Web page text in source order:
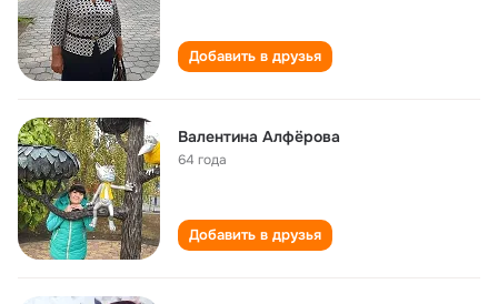
Добавить в друзья
Валентина Алфёрова
64 года
Добавить в друзья